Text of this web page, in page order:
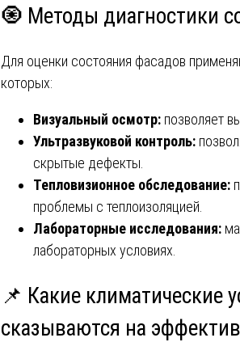
🧿 Методы диагностики
Для оценки состояния фасадов
которых:
Визуальный осмотр:позволяет
Ультразвуковой контроль:
скрытые дефекты.
Тепловизионное обследование:
проблемы с теплоизоляцией.
Лабораторные исследования:
лабораторных условиях.
📌 Какие климатические
сказываются на